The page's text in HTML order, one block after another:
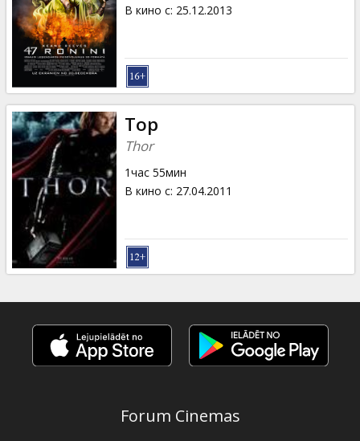
В кино с: 25.12.2013
Тор
Thor
1час 55мин
В кино с: 27.04.2011
Forum Cinemas